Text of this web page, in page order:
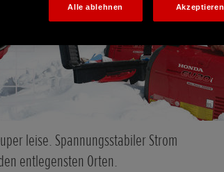
leise. Spannungsstabiler Strom
entlegensten Orten.
Alle ablehnen Akzeptieren